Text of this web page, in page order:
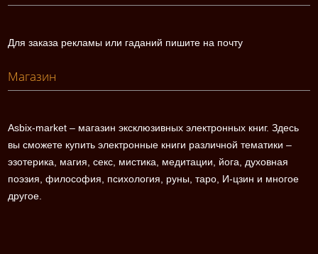
Для заказа рекламы или гаданий пишите на почту
Магазин
Asbix-market – магазин эксклюзивных электронных книг. Здесь
вы сможете купить электронные книги различной тематики –
эзотерика, магия, секс, мистика, медитации, йога, духовная
поэзия, философия, психология, руны, таро, И-цзин и многое
другое.